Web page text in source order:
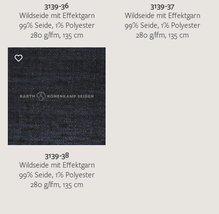
3139-36
Wildseide mit Effektgarn
99% Seide, 1% Polyester
280 g/lfm, 135 cm
3139-37
Wildseide mit Effektgarn
99% Seide, 1% Polyester
280 g/lfm, 135 cm
3139-38
Wildseide mit Effektgarn
99% Seide, 1% Polyester
280 g/lfm, 135 cm